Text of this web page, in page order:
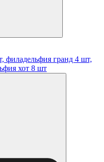
филадельфия гранд 4 шт,
хот 8 шт